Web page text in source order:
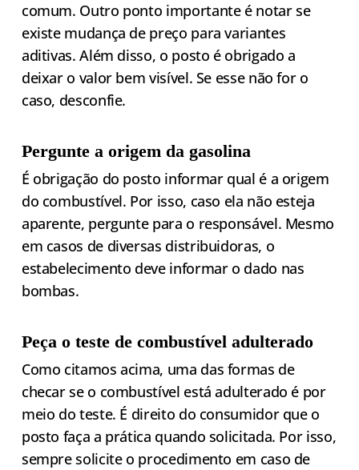
comum. Outro ponto importante é notar se
existe mudança de preço para variantes
aditivas. Além disso, o posto é obrigado a
deixar o valor bem visível. Se esse não for o
caso, desconfie.
Pergunte a origem da gasolina
É obrigação do posto informar qual é a origem
do combustível. Por isso, caso ela não esteja
aparente, pergunte para o responsável. Mesmo
em casos de diversas distribuidoras, o
estabelecimento deve informar o dado nas
bombas.
Peça o teste de combustível adulterado
Como citamos acima, uma das formas de
checar se o combustível está adulterado é por
meio do teste. É direito do consumidor que o
posto faça a prática quando solicitada. Por isso,
sempre solicite o procedimento em caso de